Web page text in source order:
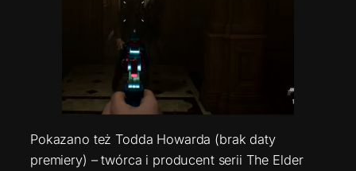
Pokazano też Todda Howarda (brak daty
premiery) – twórca i producent serii The Elder